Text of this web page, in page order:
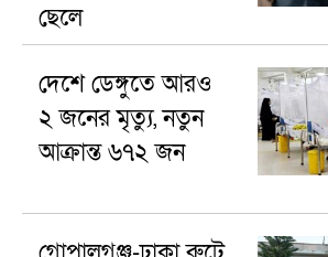
ছেলে
দেশে ডেঙ্গুতে আরও
২ জনের মৃত্যু, নতুন
আক্রান্ত ৬৭২ জন